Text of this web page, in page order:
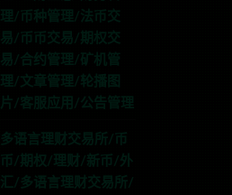
理/币种管理/法币交
易/币币交易/期权交
易/合约管理/矿机管
理/文章管理/轮播图
片/客服应用/公告管理
多语言理财交易所/币
币/期权/理财/新币/外
汇/多语言理财交易所/